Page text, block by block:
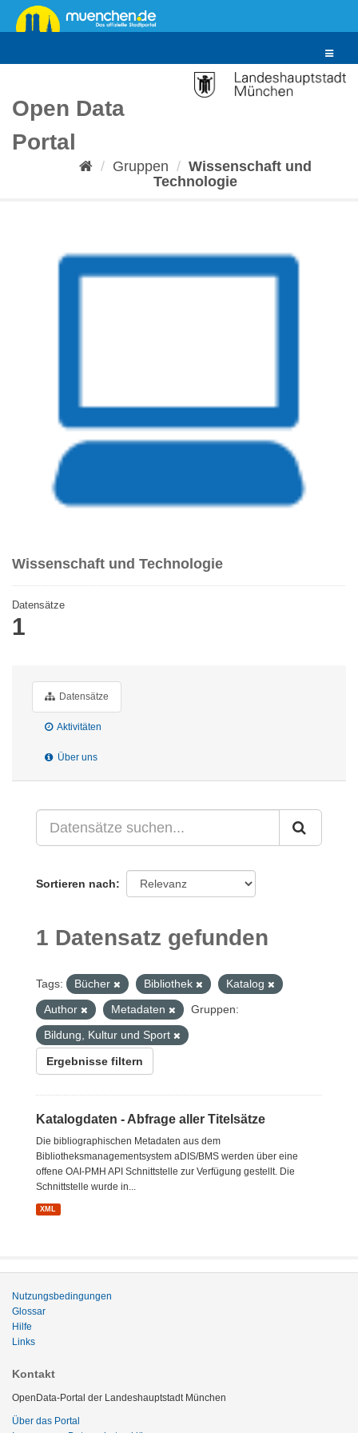
Überspringen
zum
Toggle
Open Data
Portal
Gruppen
Wissenschaft und
Technologie
Wissenschaft und Technologie
Datensätze
1
Datensätze
Aktivitäten
Über uns
Sortieren nach
1 Datensatz gefunden
Tags: Bücher Bibliothek
Katalog
Author
Metadaten
Gruppen:
Bildung, Kultur und Sport
Ergebnisse filtern
Katalogdaten - Abfrage aller Titelsätze
Die bibliographischen Metadaten aus dem
Bibliotheksmanagementsystem aDIS/BMS werden über eine
offene OAI-PMH API Schnittstelle zur Verfügung gestellt. Die
Schnittstelle wurde in...
XML
Nutzungsbedingungen
Glossar
Hilfe
Links
Kontakt
OpenData-Portal der Landeshauptstadt München
Über das Portal